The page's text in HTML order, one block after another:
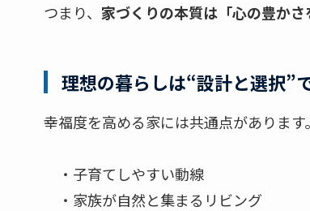
つまり、 家づくりの本質は「心の豊かさ
理想の暮らしは“設計と選択”
幸福度を高める家には共通点があります。
・子育てしやすい動線
・家族が自然と集まるリビング